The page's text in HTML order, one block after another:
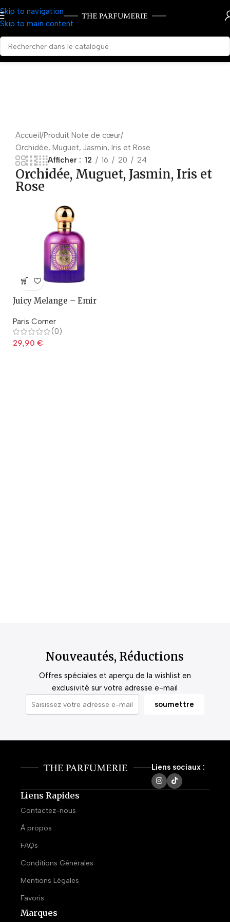
Skip to navigation
Skip to main content
Accueil Produit Note de cœur
Orchidée, Muguet, Jasmin, Iris et Rose
Afficher
12 16 20 24
Orchidée, Muguet, Jasmin, Iris et
Rose
Juicy Melange – Emir
Paris Corner
(0)
29,90 €
Nouveautés, Réductions
Offres spéciales et aperçu de la wishlist en
exclusivité sur votre adresse e-mail
Liens sociaux :
Liens Rapides
Contactez-nous
À propos
FAQs
Conditions Générales
Mentions Légales
Favoris
Marques